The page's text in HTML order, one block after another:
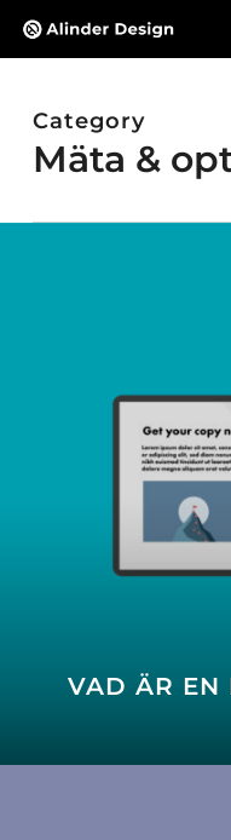
Category
Mäta &
VAD ÄR EN